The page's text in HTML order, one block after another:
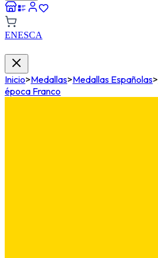
ENESCA
Inicio>Medallas>Medallas Españolas>
época Franco